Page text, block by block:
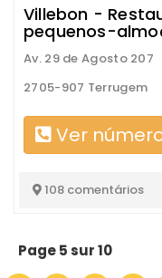
Villebon -
pequenos-
Av. 29 de Agosto 207
2705-907 Terrugem
Ver
108 comentários
Page 5 sur 10